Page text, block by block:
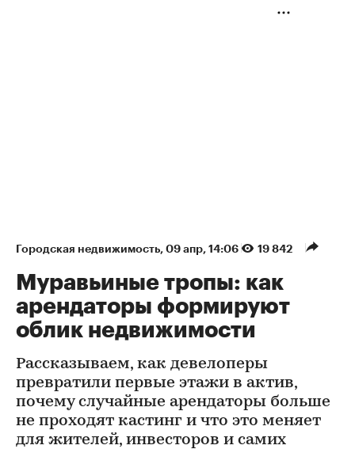
Городская недвижимость 09 апр, 14:06 19 842
Муравьиные тропы: как
арендаторы формируют
облик недвижимости
Рассказываем, как девелоперы
превратили первые этажи в актив,
почему случайные арендаторы больше
не проходят кастинг и что это меняет
для жителей, инвесторов и самих